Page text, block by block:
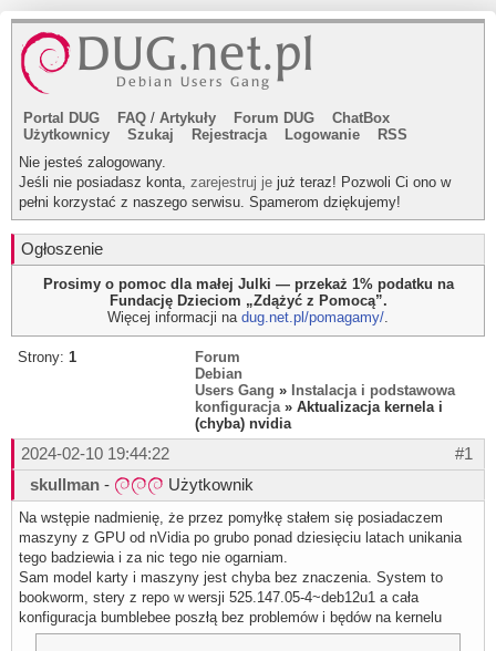
Portal DUG FAQ / Artykuły Forum DUG
ChatBox
Użytkownicy
Szukaj Rejestracja Logowanie
RSS
Nie jesteś zalogowany.
Jeśli nie posiadasz konta, zarejestruj je już teraz! Pozwoli Ci ono w
pełni korzystać z naszego serwisu. Spamerom dziękujemy!
Ogłoszenie
Prosimy o pomoc dla małej Julki — przekaż 1% podatku na
Fundację Dzieciom „Zdążyć z Pomocą”.
Więcej informacji na dug.net.pl/pomagamy/.
Strony: 1
Forum
Debian
Users Gang » Instalacja i podstawowa
konfiguracja» Aktualizacja kernela i
(chyba) nvidia
#1
2024-02-10 19:44:22
skullman - Użytkownik
Na wstępie nadmienię, że przez pomyłkę stałem się posiadaczem
maszyny z GPU od nVidia po grubo ponad dziesięciu latach unikania
tego badziewia i za nic tego nie ogarniam.
Sam model karty i maszyny jest chyba bez znaczenia. System to
bookworm, stery z repo w wersji 525.147.05-4~deb12u1 a cała
konfiguracja bumblebee poszłą bez problemów i będów na kernelu